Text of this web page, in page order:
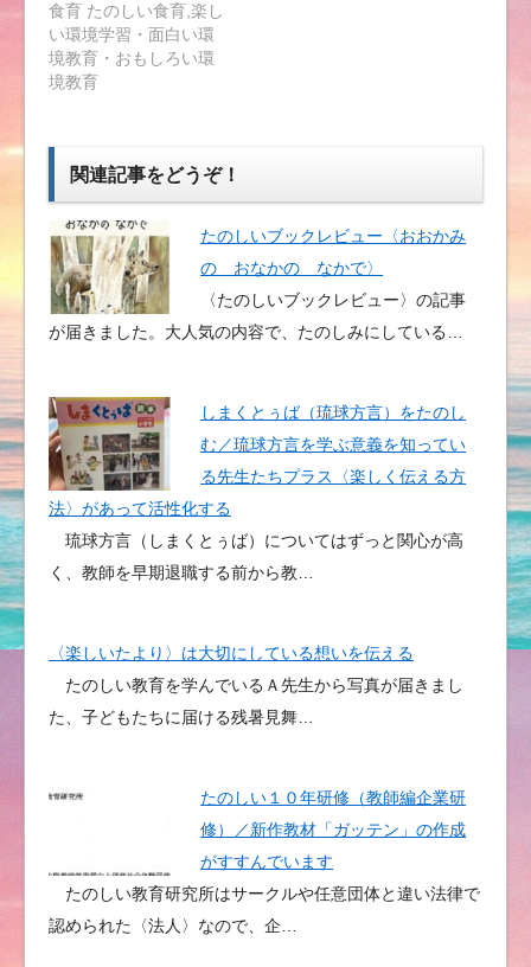
食育 たのしい食育,楽し
い環境学習・面白い環
境教育・おもしろい環
境教育
関連記事をどうぞ！
たのしいブックレビュー〈おおかみ
の おなかの なかで〉
〈たのしいブックレビュー〉の記事
が届きました。大人気の内容で、たのしみにしている…
しまくとぅば（琉球方言）をたのし
む／琉球方言を学ぶ意義を知ってい
る先生たちプラス〈楽しく伝える方
法〉があって活性化する
琉球方言（しまくとぅば）についてはずっと関心が高
く、教師を早期退職する前から教…
〈楽しいたより〉は大切にしている想いを伝える
たのしい教育を学んでいるＡ先生から写真が届きまし
た、子どもたちに届ける残暑見舞…
たのしい１０年研修（教師編企業研
修）／新作教材「ガッテン」の作成
がすすんでいます
たのしい教育研究所はサークルや任意団体と違い法律で
認められた〈法人〉なので、企…